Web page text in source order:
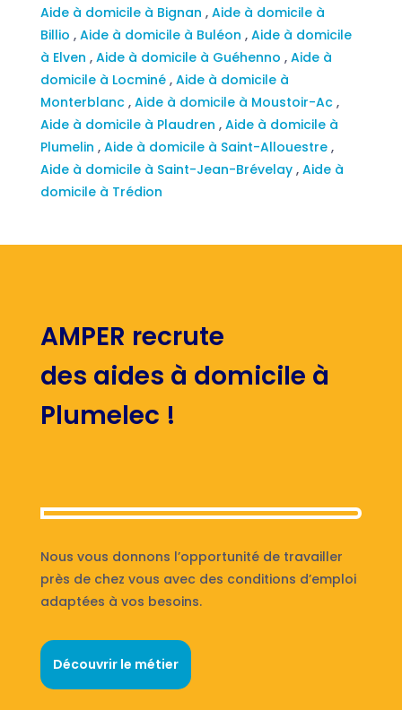
Aide à domicile à Bignan , Aide à domicile à
Billio , Aide à domicile à Buléon , Aide à domicile
à Elven , Aide à domicile à Guéhenno , Aide à
domicile à Locminé , Aide à domicile à
Monterblanc , Aide à domicile à Moustoir-Ac ,
Aide à domicile à Plaudren , Aide à domicile à
Plumelin , Aide à domicile à Saint-Allouestre ,
Aide à domicile à Saint-Jean-Brévelay , Aide à
domicile à Trédion
AMPER recrute
des aides à domicile à
Plumelec !
Nous vous donnons l’opportunité de travailler
près de chez vous avec des conditions d’emploi
adaptées à vos besoins.
Découvrir le métier